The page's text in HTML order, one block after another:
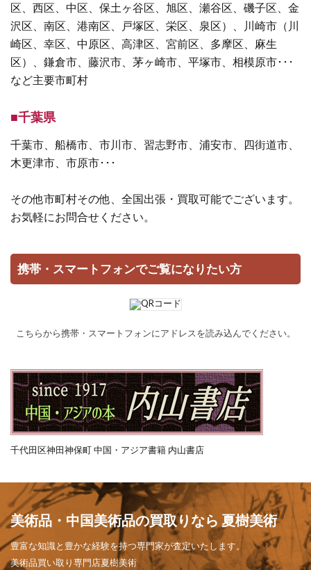
区、西区、中区、保土ヶ谷区、旭区、瀬谷区、磯子区、金
沢区、南区、港南区、戸塚区、栄区、泉区）、川崎市（川
崎区、幸区、中原区、高津区、宮前区、多摩区、麻生
区）、鎌倉市、藤沢市、茅ヶ崎市、平塚市、相模原市･･･
など主要市町村
■千葉県
千葉市、船橋市、市川市、習志野市、浦安市、四街道市、
木更津市、市原市･･･
その他市町村その他、全国出張・買取可能でございます。
お気軽にお問合せください。
携帯・スマートフォンでご覧になりたい方
こちらから携帯・スマートフォンにアドレスを読み込んでください。
千代田区神田神保町 中国・アジア書籍 内山書店
美術品・中国美術品の買取りなら 夏樹美術
豊富な知識と豊かな経験を持つ専門家が査定いたします。
美術品買い取り専門店夏樹美術